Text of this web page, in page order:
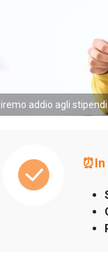
addio agli